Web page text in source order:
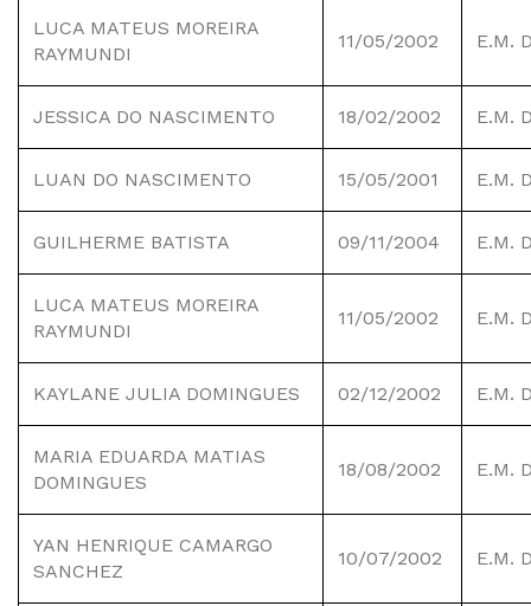
LUCA MATEUS MOREIRA
RAYMUNDI
11/05/2002 E.M.
JESSICA DO NASCIMENTO 18/02/2002 E.M.
LUAN DO NASCIMENTO 15/05/2001 E.M.
GUILHERME BATISTA 09/11/2004 E.M.
LUCA MATEUS MOREIRA
RAYMUNDI
11/05/2002 E.M.
KAYLANE JULIA DOMINGUES 02/12/2002 E.M.
MARIA EDUARDA MATIAS
DOMINGUES
18/08/2002 E.M.
YAN HENRIQUE CAMARGO
SANCHEZ
10/07/2002 E.M.